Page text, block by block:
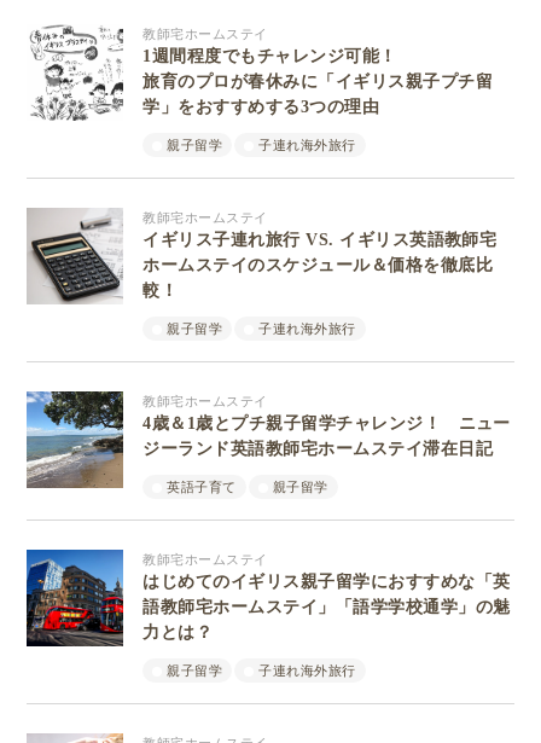
教師宅ホームステイ
1週間程度でもチャレンジ可能！
旅育のプロが春休みに「イギリス親子プチ留
学」をおすすめする3つの理由
親子留学 子連れ海外旅行
教師宅ホームステイ
イギリス子連れ旅行 VS. イギリス英語教師宅
ホームステイのスケジュール＆価格を徹底比
較！
親子留学 子連れ海外旅行
教師宅ホームステイ
4歳＆1歳とプチ親子留学チャレンジ！ ニュー
ジーランド英語教師宅ホームステイ滞在日記
英語子育て 親子留学
教師宅ホームステイ
はじめてのイギリス親子留学におすすめな「英
語教師宅ホームステイ」「語学学校通学」の魅
力とは？
親子留学 子連れ海外旅行